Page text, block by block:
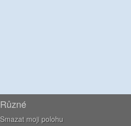
Různé
Smazat moji polohu